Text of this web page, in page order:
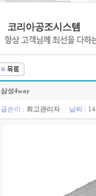
삼성4way
글쓴이 : 최고관리자 날짜 :